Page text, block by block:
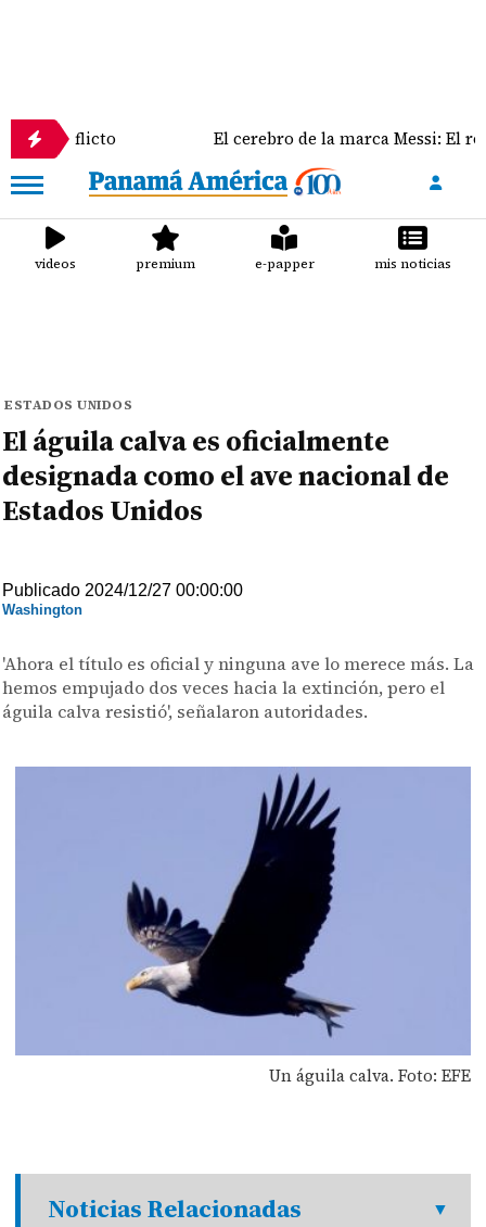
El cerebro de la marca Messi: El rol clave
videos premium e-papper mis noticias
ESTADOS UNIDOS
El águila calva es oficialmente
designada como el ave nacional de
Estados Unidos
Publicado 2024/12/27 00:00:00
Washington
'Ahora el título es oficial y ninguna ave lo merece más. La
hemos empujado dos veces hacia la extinción, pero el
águila calva resistió', señalaron autoridades.
Un águila calva. Foto: EFE
Noticias Relacionadas